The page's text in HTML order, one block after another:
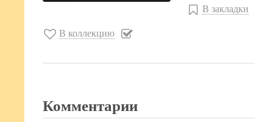
В закладки
В коллекцию
Комментарии